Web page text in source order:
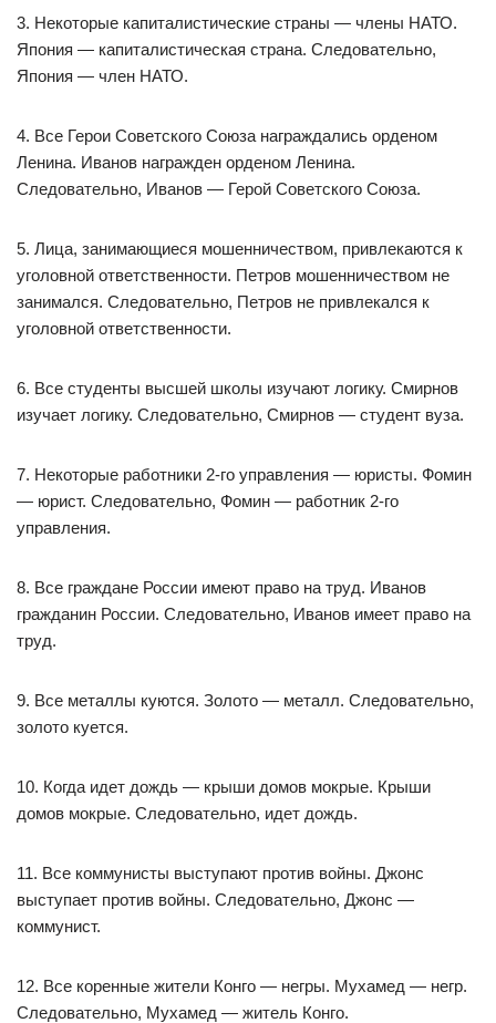
3. Некоторые капиталистические страны — члены НАТО.
Япония — капиталистическая страна. Следовательно,
Япония — член НАТО.
4. Все Герои Советского Союза награждались орденом
Ленина. Иванов награжден орденом Ленина.
Следовательно, Иванов — Герой Советского Союза.
5. Лица, занимающиеся мошенничеством, привлекаются к
уголовной ответственности. Петров мошенничеством не
занимался. Следовательно, Петров не привлекался к
уголовной ответственности.
6. Все студенты высшей школы изучают логику. Смирнов
изучает логику. Следовательно, Смирнов — студент вуза.
7. Некоторые работники 2-го управления — юристы. Фомин
— юрист. Следовательно, Фомин — работник 2-го
управления.
8. Все граждане России имеют право на труд. Иванов
гражданин России. Следовательно, Иванов имеет право на
труд.
9. Все металлы куются. Золото — металл. Следовательно,
золото куется.
10. Когда идет дождь — крыши домов мокрые. Крыши
домов мокрые. Следовательно, идет дождь.
11. Все коммунисты выступают против войны. Джонс
выступает против войны. Следовательно, Джонс —
коммунист.
12. Все коренные жители Конго — негры. Мухамед — негр.
Следовательно, Мухамед — житель Конго.